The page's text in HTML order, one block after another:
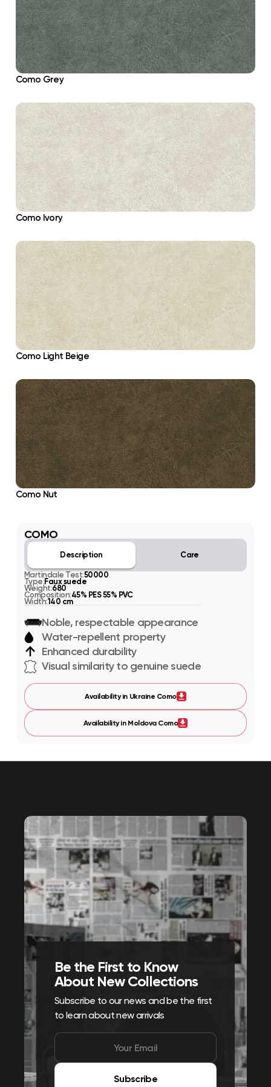
Como Grey
Como Ivory
Como Light Beige
Como Nut
COMO
Description Care
Martindale Test:50000
Type:Faux suede
Weight:680
Composition:45% PES 55% PVC
Width:140 cm
Noble, respectable appearance
Water-repellent property
Enhanced durability
Visual similarity to genuine suede
Availability in Ukraine Como
Availability in Moldova Como
Be the First to Know
About New Collections
Subscribe to our news and be the first
to learn about new arrivals
Subscribe